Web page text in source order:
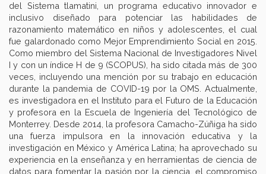
del Sistema tlamatini, un programa educativo innovador e
inclusivo diseñado para potenciar las habilidades de
razonamiento matemático en niños y adolescentes, el cual
fue galardonado como Mejor Emprendimiento Social en 2015.
Como miembro del Sistema Nacional de Investigadores Nivel
I y con un índice H de 9 (SCOPUS), ha sido citada más de 300
veces, incluyendo una mención por su trabajo en educación
durante la pandemia de COVID-19 por la OMS. Actualmente,
es investigadora en el Instituto para el Futuro de la Educación
y profesora en la Escuela de Ingeniería del Tecnológico de
Monterrey. Desde 2014, la profesora Camacho-Zúñiga ha sido
una fuerza impulsora en la innovación educativa y la
investigación en México y América Latina; ha aprovechado su
experiencia en la enseñanza y en herramientas de ciencia de
datos para fomentar la pasión por la ciencia, el compromiso